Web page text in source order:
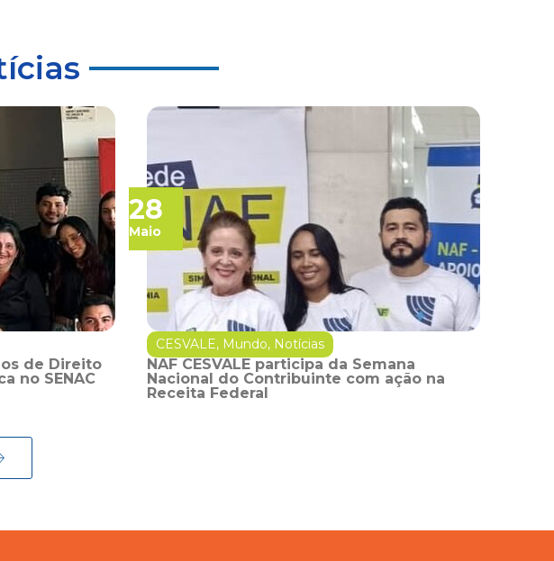
de Direito
no SENAC
28
Maio
CESVALE, Mundo, Notícias
NAF CESVALE participa da Semana
Nacional do Contribuinte com ação na
Receita Federal